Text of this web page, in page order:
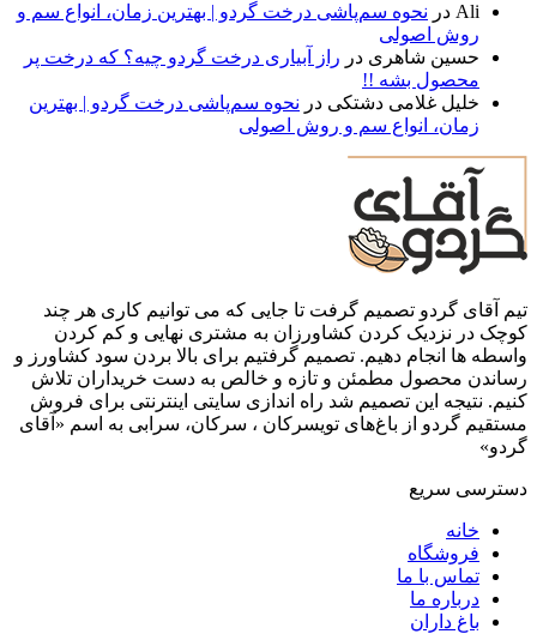
Ali در نحوه سم‌پاشی درخت گردو | بهترین زمان، انواع سم و
روش اصولی
حسین شاهری در راز آبیاری درخت گردو چیه؟ که درخت پر
محصول بشه !!
خلیل غلامی دشتکی در نحوه سم‌پاشی درخت گردو | بهترین
زمان، انواع سم و روش اصولی
تیم آقای گردو تصمیم گرفت تا جایی که می توانیم کاری هر چند
کوچک در نزدیک کردن کشاورزان به مشتری نهایی و کم کردن
واسطه ها انجام دهیم. تصمیم گرفتیم برای بالا بردن سود کشاورز و
رساندن محصول مطمئن و تازه و خالص به دست خریداران تلاش
کنیم. نتیجه این تصمیم شد راه اندازی سایتی اینترنتی برای فروش
مستقیم گردو از باغ‌های تویسرکان ، سرکان، سرابی به اسم «آقای
گردو»
دسترسی سریع
خانه
فروشگاه
تماس با ما
درباره ما
باغ داران